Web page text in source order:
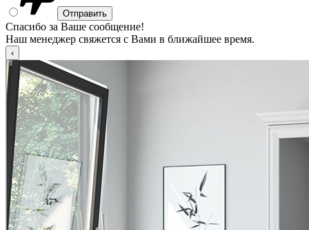
Спасибо за Ваше сообщение!
Наш менеджер свяжется с Вами в ближайшее время.